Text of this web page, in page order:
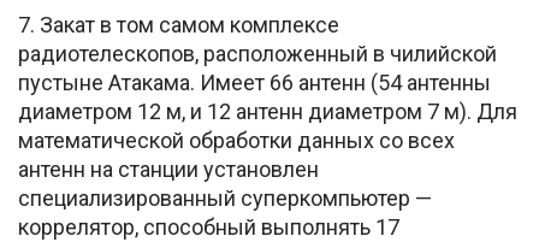
7. Закат в том самом комплексе
радиотелескопов, расположенный в чилийской
пустыне Атакама. Имеет 66 антенн (54 антенны
диаметром 12 м, и 12 антенн диаметром 7 м). Для
математической обработки данных со всех
антенн на станции установлен
специализированный суперкомпьютер —
коррелятор, способный выполнять 17